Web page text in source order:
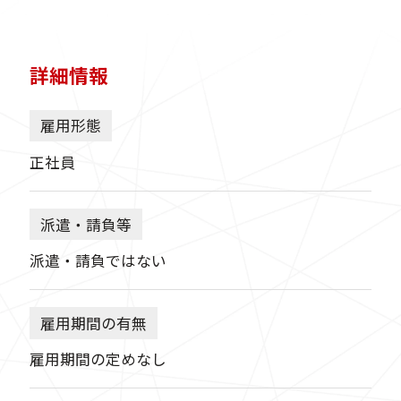
詳細情報
雇用形態
正社員
派遣・請負等
派遣・請負ではない
雇用期間の有無
雇用期間の定めなし